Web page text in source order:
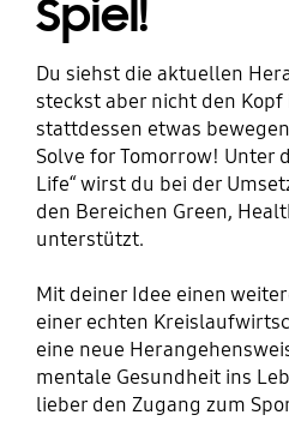
Spiel!
Du siehst die aktuellen
steckst aber nicht den
stattdessen etwas
Solve for Tomorrow! Unter
Life“ wirst du bei der
den Bereichen Green,
unterstützt.
Mit deiner Idee einen
einer echten
eine neue
mentale Gesundheit ins
lieber den Zugang zum